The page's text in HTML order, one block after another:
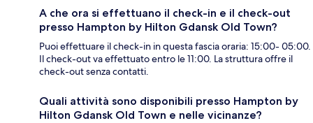
A che ora si effettuano il check-in e il check-out
presso Hampton by Hilton Gdansk Old Town?
Puoi effettuare il check-in in questa fascia oraria: 15:00- 05:00.
Il check-out va effettuato entro le 11:00. La struttura offre il
check-out senza contatti.
Quali attività sono disponibili presso Hampton by
Hilton Gdansk Old Town e nelle vicinanze?